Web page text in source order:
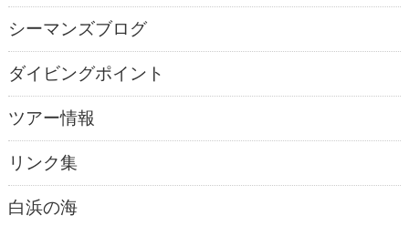
シーマンズブログ
ダイビングポイント
ツアー情報
リンク集
白浜の海